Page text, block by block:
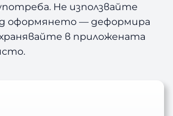
Не използвайте
оформянето — деформира
в приложената